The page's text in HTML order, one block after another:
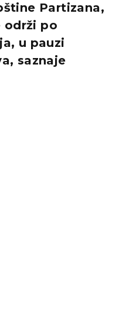
Partizana,
održi po
u pauzi
saznaje